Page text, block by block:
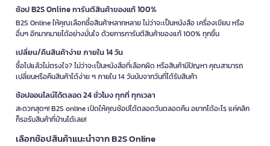
ช้อป B2S Online การันตีสินค้าของแท้ 100%
B2S Online ให้คุณเลือกซื้อสินค้าหลากหลาย ไม่ว่าจะเป็นหนังสือ เครื่องเขียน หรือ
อื่นๆ อีกมากมายได้อย่างมั่นใจ ด้วยการการันตีสินค้าของแท้ 100% ทุกชิ้น
เปลี่ยน/คืนสินค้าง่าย ภายใน 14 วัน
ซื้อไปแล้วไม่ตรงใจ? ไม่ว่าจะเป็นหนังสือที่เลือกผิด หรือสินค้ามีปัญหา คุณสามารถ
เปลี่ยนหรือคืนสินค้าได้ง่าย ๆ ภายใน 14 วันนับจากวันที่ได้รับสินค้า
ช้อปออนไลน์ได้ตลอด 24 ชั่วโมง ทุกที่ ทุกเวลา
สะดวกสุดๆ! B2S online เปิดให้คุณช้อปได้ตลอดวันตลอดคืน อยากได้อะไร แค่คลิก
ก็รอรับสินค้าที่บ้านได้เลย!
เลือกช้อปสินค้าแนะนำจาก B2S Online